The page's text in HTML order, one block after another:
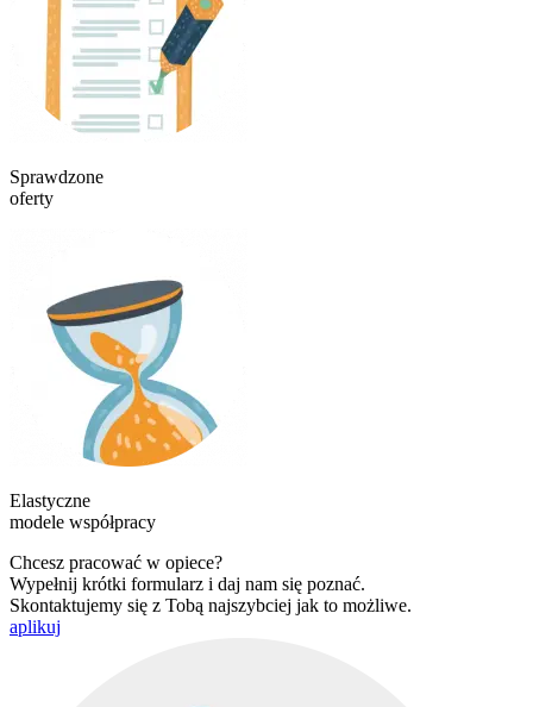
Sprawdzone
oferty
Elastyczne
modele współpracy
Chcesz pracować w opiece?
Wypełnij krótki formularz i daj nam się poznać.
Skontaktujemy się z Tobą najszybciej jak to możliwe.
aplikuj